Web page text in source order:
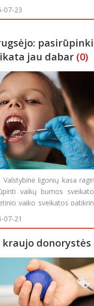
riboti tam tikras fizines
neigiamai paveikti be
07-23
jau dabar (0)
Valstybinė ligonių kasa
vaikų burnos
vaiko sveikatos
įstaigai reikalingą
Gydytojui odontologu
07-21
kraujo donorystės